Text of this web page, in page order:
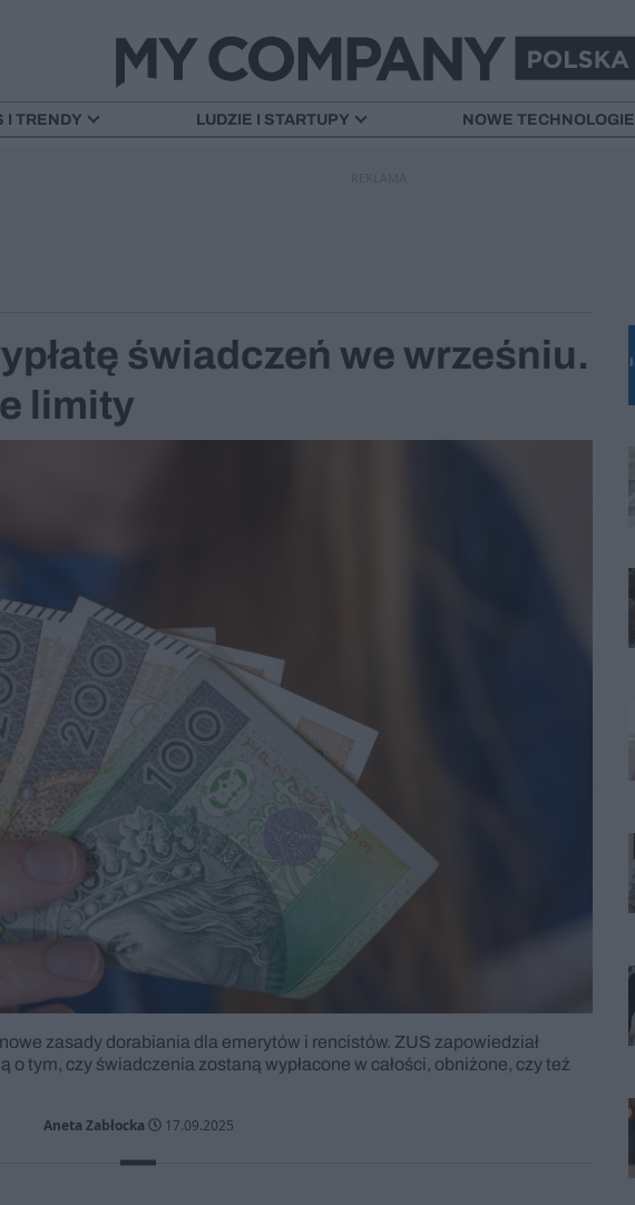
I TRENDY LUDZIE I STARTUPY NOWE TECHNOLOGIE
świadczeń we wrześniu.
limity
zasady dorabiania dla emerytów i rencistów. ZUS zapowiedział
tym, czy świadczenia zostaną wypłacone w całości, obniżone, czy też
Aneta Zabłocka 17.09.2025